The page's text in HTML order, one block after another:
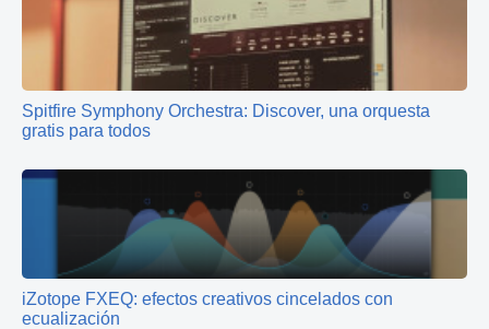
Spitfire Symphony Orchestra: Discover, una orquesta
gratis para todos
iZotope FXEQ: efectos creativos cincelados con
ecualización